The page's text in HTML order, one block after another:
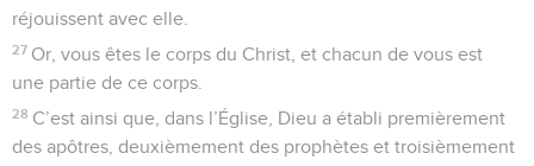
réjouissent avec elle.
27 Or, vous êtes le corps du Christ, et chacun de vous est
une partie de ce corps.
28 C’est ainsi que, dans l’Église, Dieu a établi premièrement
des apôtres, deuxièmement des prophètes et troisièmement